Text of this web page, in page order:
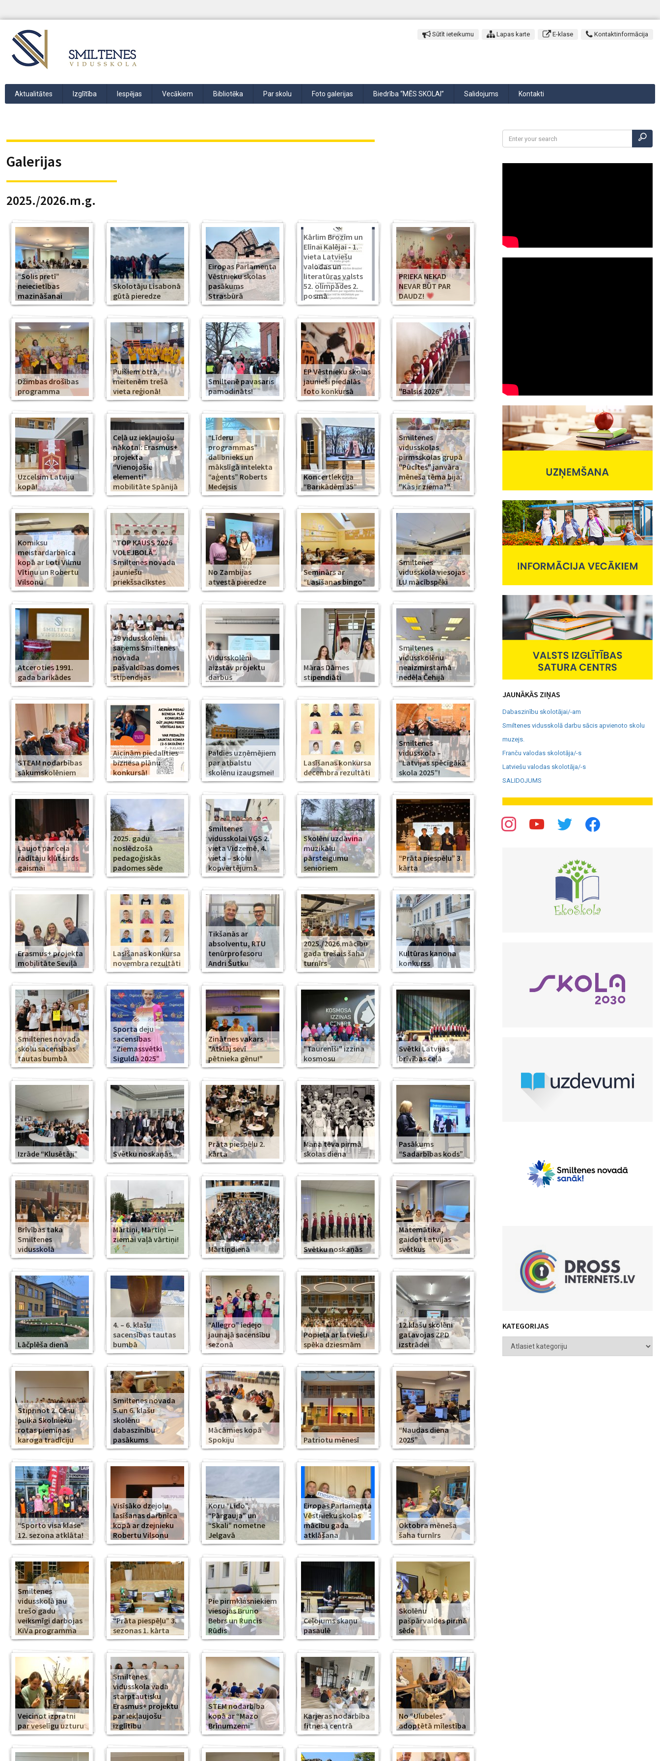
Sūtīt ieteikumu Lapas karte E-klase Kontaktinformācija
Aktualitātes Izglītība Iespējas Vecākiem Bibliotēka Par skolu Foto galerijas Biedrība “MĒS SKOLAI” Salidojums Kontakti
Galerijas
2025./2026.m.g.
“Solis pretī”
neiecietības
mazināšanai
Skolotāju Lisabonā
gūtā pieredze
Eiropas Parlamenta
Vēstnieku skolas
pasākums
Strasbūrā
Kārlim Brozim un
Elīnai Kalējai - 1.
vieta Latviešu
valodas un
literatūras valsts
52. olimpādes 2.
posmā
PRIEKA NEKAD
NEVAR BŪT PAR
DAUDZ!
Džimbas drošības
programma
Puišiem otrā,
meitenēm trešā
vieta reģionā!
Smiltenē pavasaris
pamodināts!
EP Vēstnieku skolas
jaunieši piedalās
foto konkursā
"Balsis 2026"
Uzcelsim Latviju
kopā!
Ceļā uz iekļaujošu
nākotni: Erasmus+
projekta
“Vienojošie
elementi”
mobilitāte Spānijā
“Līderu
programmas”
dalībnieks un
mākslīgā intelekta
“aģents” Roberts
Medejsis
Koncertlekcija
“Barikādēm 35”
Smiltenes
vidusskolas
pirmsskolas grupā
"Pūcītes" janvāra
mēneša tēma bija:
"Kas ir ziema?".
Komiksu
meistardarbnīca
kopā ar Loti Vilmu
Vītiņu un Robertu
Vilsonu
“TOP KAUSS 2026
VOLEJBOLĀ”.
Smiltenes novada
jauniešu
priekšsacīkstes
No Zambijas
atvestā pieredze
Seminārs ar
“Lasīšanas bingo”
Smiltenes
vidusskolā viesojas
LU mācībspēki
Atceroties 1991.
gada barikādes
29 vidusskolēni
saņems Smiltenes
novada
pašvaldības domes
stipendijas
Vidusskolēni
aizstāv projektu
darbus
Māras Dāmes
stipendiāti
Smiltenes
vidusskolēnu
neaizmirstamā
nedēļa Čehijā
STEAM nodarbības
sākumskolēniem
Aicinām piedalīties
biznesa plānu
konkursā!
Paldies uzņēmējiem
par atbalstu
skolēnu izaugsmei!
Lasīšanas konkursa
decembra rezultāti
Smiltenes
vidusskola –
“Latvijas spēcīgākā
skola 2025”!
Ļaujot par ceļa
rādītāju kļūt sirds
gaismai
2025. gadu
noslēdzošā
pedagoģiskās
padomes sēde
Smiltenes
vidusskolai VĢS 2.
vieta Vidzemē, 4.
vieta – skolu
kopvērtējumā
Skolēni uzdāvina
muzikālu
pārsteigumu
senioriem
“Prāta piespēļu” 3.
kārta
Erasmus+ projekta
mobilitāte Seviļā
Lasīšanas konkursa
novembra rezultāti
Tikšanās ar
absolventu, RTU
tenūrprofesoru
Andri Šutku
2025./2026.mācību
gada trešais šaha
turnīrs
Kultūras kanona
konkurss
Smiltenes novada
skolu sacensības
tautas bumbā
Sporta deju
sacensības
“Ziemassvētki
Siguldā 2025”
Zinātnes vakars
"Atklāj sevī
pētnieka gēnu!"
"Taurenīši" izzina
kosmosu
Svētki Latvijas
brīvības ceļā
Izrāde “Klusētāji” Svētku noskaņās
Prāta piespēļu 2.
kārta
Mana tēva pirmā
skolas diena
Pasākums
“Sadarbības kods”
Brīvības taka
Smiltenes
vidusskolā
Mārtiņi, Mārtiņi —
ziemai vaļā vārtiņi!
Mārtiņdienā
Svētku noskaņās
Matemātika,
gaidot Latvijas
svētkus
Lāčplēša dienā
4. – 6. klašu
sacensības tautas
bumbā
“Allegro” iedejo
jaunajā sacensību
sezonā
Popiela ar latviešu
spēka dziesmām
12.klašu skolēni
gatavojas ZPD
izstrādei
Stiprinot 2. Cēsu
pulka Skolnieku
rotas piemiņas
karoga tradīciju
Smiltenes novada
5.un 6. klašu
skolēnu
dabaszinību
pasākums
Mācāmies kopā
Spokiju
Patriotu mēnesī
“Naudas diena
2025”
“Sporto visa klase”
12. sezona atklāta!
Visīsāko dzejoļu
lasīšanas darbnīca
kopā ar dzejnieku
Robertu Vilsonu
Koru “Lido”,
“Pārgauja” un
“Skali” nometne
Jelgavā
Eiropas Parlamenta
Vēstnieku skolas
mācību gada
atklāšana
Oktobra mēneša
šaha turnīrs
Smiltenes
vidusskolā jau
trešo gadu
veiksmīgi darbojas
KiVa programma
“Prāta piespēļu” 3.
sezonas 1. kārta
Pie pirmklasniekiem
viesojas Bruno
Bebrs un Runcis
Rūdis
Ceļojums skaņu
pasaulē
Skolēnu
pašpārvaldes pirmā
sēde
Veicinot izpratni
par veselīgu uzturu
Smiltenes
vidusskola vada
starptautisku
Erasmus+ projektu
par iekļaujošu
izglītību
STEM nodarbība
kopā ar “Mazo
Brīnumzemi”
Karjeras nodarbība
fitnesa centrā
No “Ulubeles”
adoptētā mīlestība
JAUNĀKĀS ZIŅAS
Dabaszinību skolotājai/-am
Smiltenes vidusskolā darbu sācis apvienoto skolu
muzejs.
Franču valodas skolotāja/-s
Latviešu valodas skolotāja/-s
SALIDOJUMS
KATEGORIJAS